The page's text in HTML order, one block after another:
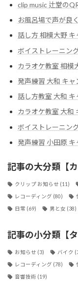
clip music 辻堂の
お風呂場で声が良
話し方 相模大野 キ
ボイストレーニン
カラオケ教室 相模
発声練習 大和 キャ
話し方教室 大和 キ
カラオケ教室 大和
ボイストレーニン
発声練習 小田原 キ
記事の大分類【カ
クリップ お知らせ (11)
レコーディング (80)
日常 (69) 男と女 (38)
記事の小分類【タ
お知らせ (3) バイク
レコーディング (78)
音響技術 (19)